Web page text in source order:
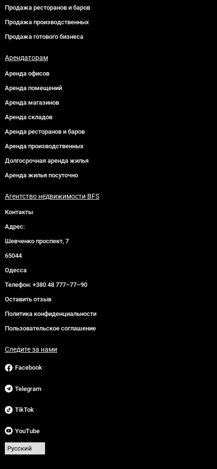
Продажа ресторанов и баров
Продажа производственных
Продажа готового бизнеса
Арендаторам
Аренда офисов
Аренда помещений
Аренда магазинов
Аренда складов
Аренда ресторанов и баров
Аренда производственных
Долгосрочная аренда жилья
Аренда жилья посуточно
Агентство недвижимости BFS
Контакты
Адрес:
Шевченко проспект, 7
65044
Одесса
Телефон: +380 48 777–77–90
Оставить отзыв
Политика конфиденциальности
Пользовательское соглашение
Следите за нами
Facebook
Telegram
TikTok
YouTube